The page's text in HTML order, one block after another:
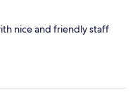
nice and friendly staff